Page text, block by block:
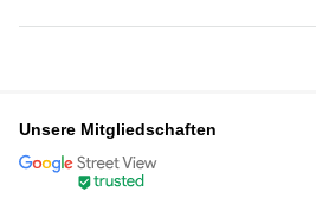
Unsere Mitgliedschaften